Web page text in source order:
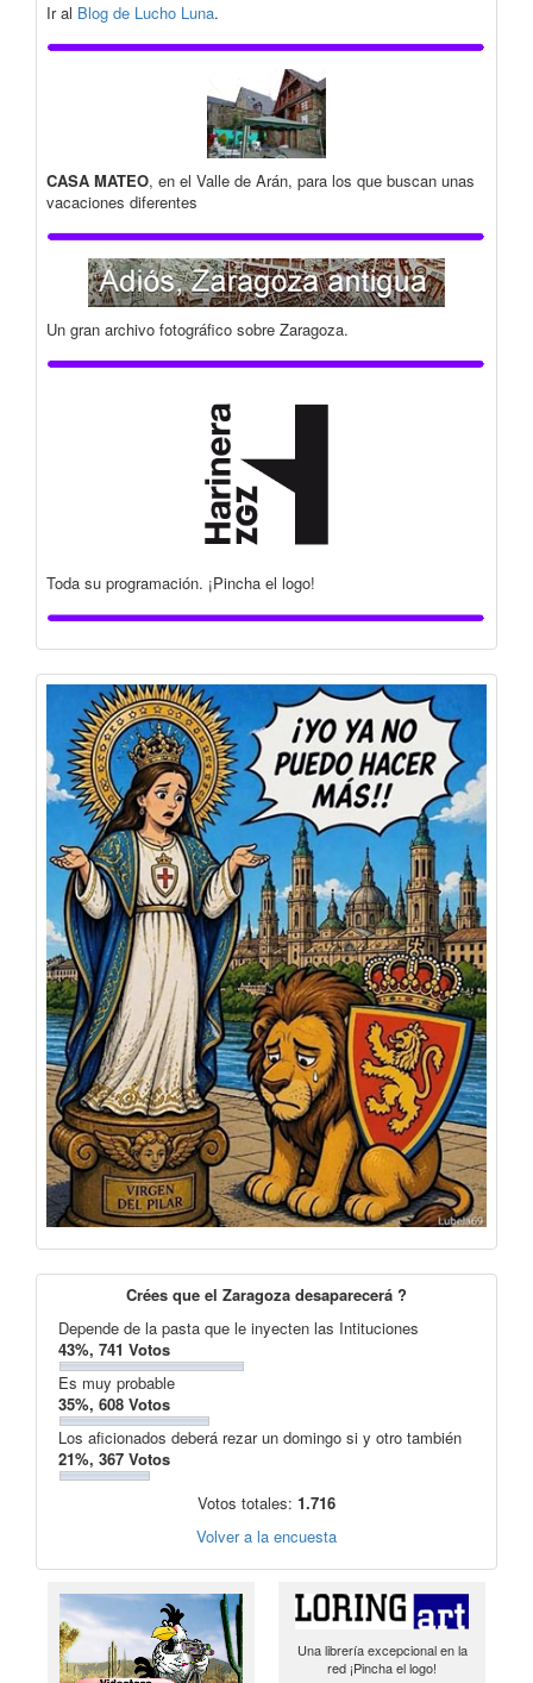
Ir al Blog de Lucho Luna.
CASA MATEO, en el Valle de Arán, para los que buscan unas
vacaciones diferentes
Un gran archivo fotográfico sobre Zaragoza.
Toda su programación. ¡Pincha el logo!
Crées que el Zaragoza desaparecerá ?
Depende de la pasta que le inyecten las Intituciones
43%, 741 Votos
Es muy probable
35%, 608 Votos
Los aficionados deberá rezar un domingo si y otro también
21%, 367 Votos
Votos totales: 1.716
Volver a la encuesta
Una librería excepcional en la
red ¡Pincha el logo!